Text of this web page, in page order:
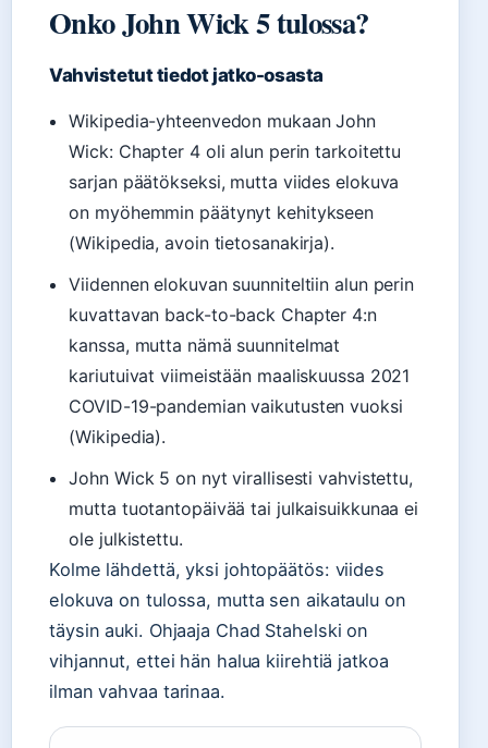
Onko John Wick 5 tulossa?
Vahvistetut tiedot jatko-osasta
Wikipedia-yhteenvedon mukaan John
Wick: Chapter 4 oli alun perin tarkoitettu
sarjan päätökseksi, mutta viides elokuva
on myöhemmin päätynyt kehitykseen
(Wikipedia, avoin tietosanakirja).
Viidennen elokuvan suunniteltiin alun perin
kuvattavan back-to-back Chapter 4:n
kanssa, mutta nämä suunnitelmat
kariutuivat viimeistään maaliskuussa 2021
COVID-19-pandemian vaikutusten vuoksi
(Wikipedia).
John Wick 5 on nyt virallisesti vahvistettu,
mutta tuotantopäivää tai julkaisuikkunaa ei
ole julkistettu.
Kolme lähdettä, yksi johtopäätös: viides
elokuva on tulossa, mutta sen aikataulu on
täysin auki. Ohjaaja Chad Stahelski on
vihjannut, ettei hän halua kiirehtiä jatkoa
ilman vahvaa tarinaa.